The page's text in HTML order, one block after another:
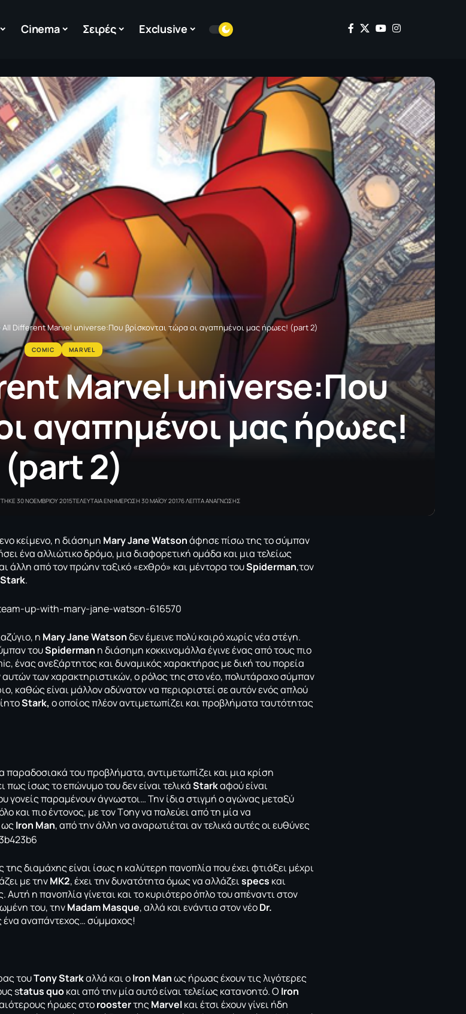
Cinema Σειρές Exclusive
All Different Marvel universe:Που βρίσκονται τώρα οι αγαπημένοι μας ήρωες! (part 2)
COMIC MARVEL
Marvel universe:Που
αγαπημένοι μας ήρωες!
(part 2)
30 ΝΟΕΜΒΡΙΟΥ 2015ΤΕΛΕΥΤΑΙΑ ΕΝΗΜΕΡΩΣΗ 30 ΜΑΪΟΥ 20176 ΛΕΠΤΑ ΑΝΑΓΝΩΣΗΣ
κείμενο, η διάσημη Mary Jane Watsonάφησε πίσω της το σύμπαν
ένα αλλιώτικο δρόμο, μια διαφορετική ομάδα και μια τελείως
άλλη από τον πρώην ταξικό «εχθρό» και μέντορα τουSpiderman,τον
.
η Mary Jane Watsonδεν έμεινε πολύ καιρό χωρίς νέα στέγη.
τουSpiderman η διάσημη κοκκινομάλλα έγινε ένας από τους πιο
ένας ανεξάρτητος και δυναμικός χαρακτήρας με δική του πορεία
των χαρακτηριστικών, ο ρόλος της στο νέο, πολυτάραχο σύμπαν
καθώς είναι μάλλον αδύνατον να περιοριστεί σε αυτόν ενός απλού
Stark, o οποίος πλέον αντιμετωπίζει και προβλήματα ταυτότητας
παραδοσιακά του προβλήματα, αντιμετωπίζει και μια κρίση
ίσως το επώνυμο του δεν είναι τελικάStarkαφού είναι
γονείς παραμένουν άγνωστοι… Την ίδια στιγμή ο αγώνας μεταξύ
και πιο έντονος, με τον Τony να παλεύει από τη μία να
ωςΙron Man, από την άλλη να αναρωτιέται αν τελικά αυτές οι ευθύνες
διαμάχης είναι ίσως η καλύτερη πανοπλία που έχει φτιάξει μέχρι
με τηνΜΚ2, έχει την δυνατότητα όμως να αλλάζειspecs και
η πανοπλία γίνεται και το κυριότερο όπλο του απέναντι στον
του, τηνΜadam Masque, αλλά και ενάντια στον νέοDr.
αναπάντεχος… σύμμαχος!
τουΤony Starkαλλά και οΙron Manως ήρωας έχουν τις λιγότερες
status quoκαι από την μία αυτό είναι τελείως κατανοητό. Ο Ιron
ήρωες στοroosterτηςMarvelκαι έτσι έχουν γίνει ήδη